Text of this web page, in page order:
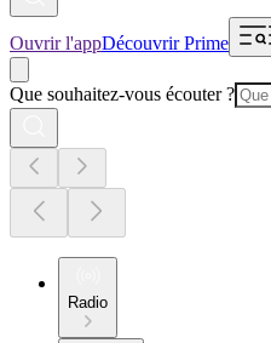
Ouvrir l'appDécouvrir Prime
Que souhaitez-vous écouter ?
Radio